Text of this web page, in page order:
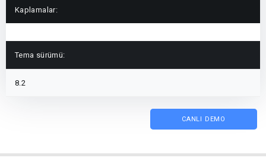
Kaplamalar:
Tema sürümü:
8.2
CANLI DEMO